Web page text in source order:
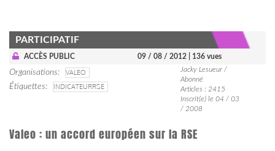
PARTICIPATIF
ACCÈS PUBLIC 09 / 08 / 2012 | 136 vues
Organisations
VALEO
Étiquettes
INDICATEURRSE
Jacky Lesueur /
Abonné
Articles : 2415
Inscrit(e) le 04 / 03
/ 2008
Valeo : un accord européen sur la RSE